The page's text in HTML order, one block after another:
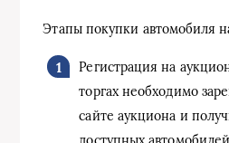
Этапы покупки автомобиля
Регистрация на
торгах необходимо
сайте аукциона и